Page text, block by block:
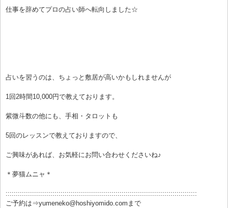
仕事を辞めてプロの占い師へ転向しました☆
占いを習うのは、ちょっと敷居が高いかもしれませんが
1回2時間10,000円で教えております。
紫微斗数の他にも、手相・タロットも
5回のレッスンで教えておりますので、
ご興味があれば、お気軽にお問い合わせくださいね♪
＊夢猫ムニャ＊
::::::::::::::::::::::::::::::::::::::::::::::::::::::::::::::::::::::::::::::::::::::::::::::
ご予約は⇒yumeneko@hoshiyomido.comまで